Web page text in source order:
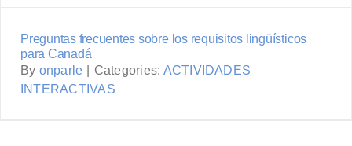
Preguntas frecuentes sobre los requisitos lingüísticos
para Canadá
By onparle Categories: ACTIVIDADES
INTERACTIVAS